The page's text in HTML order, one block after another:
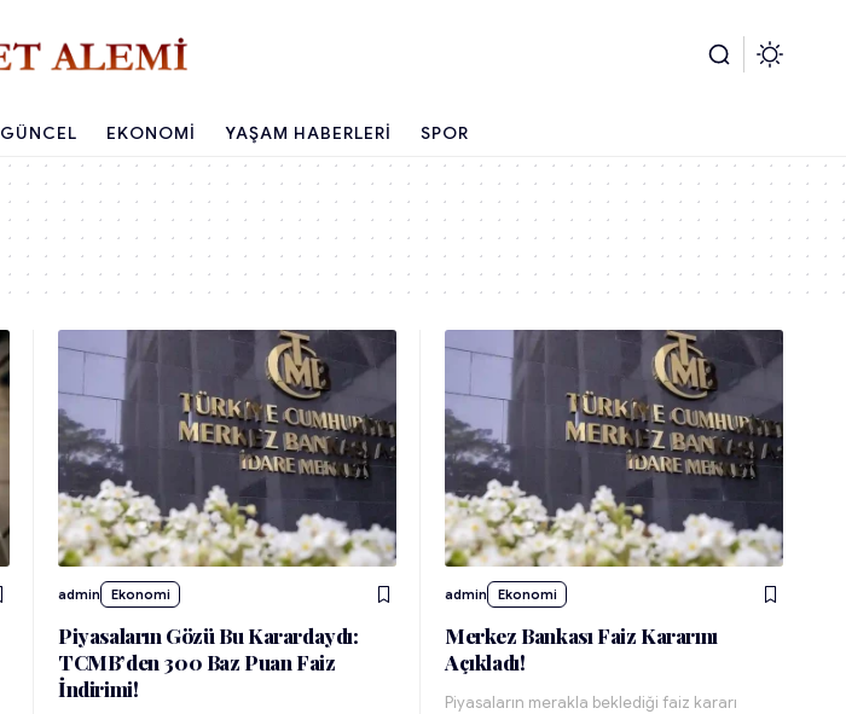
GÜNCEL EKONOMI YAŞAM HABERLERI SPOR
admin Ekonomi
Piyasaların Gözü Bu Karardaydı:
TCMB’den 300 Baz Puan Faiz
İndirimi!
admin Ekonomi
Merkez Bankası Faiz Kararını
Açıkladı!
Piyasaların merakla beklediği faiz kararı